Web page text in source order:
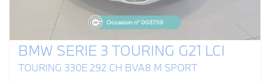
BMW SERIE 3 TOURING G21 LCI
TOURING 330E 292 CH BVA8 M SPORT